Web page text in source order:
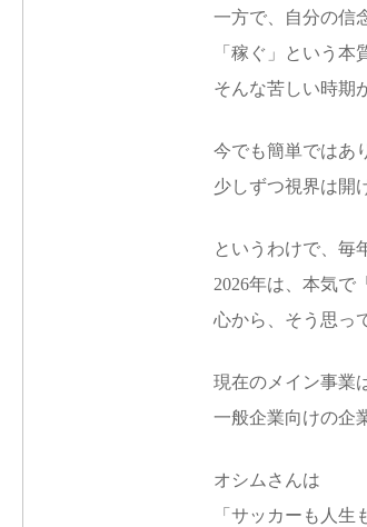
一方で、自分の信
「稼ぐ」という
そんな苦しい時期
今でも簡単ではあ
少しずつ視界は開
というわけで、毎
2026年は、本気で
心から、そう思っ
現在のメイン事業
一般企業向けの企
オシムさんは
「サッカーも人生